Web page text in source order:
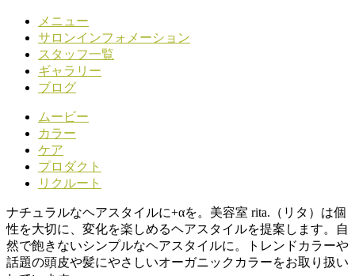
メニュー
サロンインフォメーション
スタッフ一覧
ギャラリー
ブログ
ムービー
カラー
ケア
プロダクト
リクルート
ナチュラルなヘアスタイルに+αを。美容室 rita.（リタ）は個
性を大切に、変化を楽しめるヘアスタイルを提案します。自
然で飽きないシンプルなヘアスタイルに。トレンドカラーや
話題の頭皮や髪にやさしいオーガニックカラーをお取り扱い